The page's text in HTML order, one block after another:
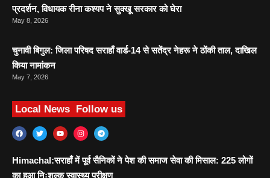
प्रदर्शन, विधायक रीना कश्यप ने सुक्खू सरकार को घेरा
May 8, 2026
चुनावी बिगुल: जिला परिषद सराहाँ वार्ड-14 से सतेंद्र नेहरू ने ठोंकी ताल, दाखिल
किया नामांकन
May 7, 2026
Local News Follow us
Himachal:सराहाँ में पूर्व सैनिकों ने पेश की समाज सेवा की मिसाल: 225 लोगों
का हुआ निःशुल्क स्वास्थ्य परीक्षण